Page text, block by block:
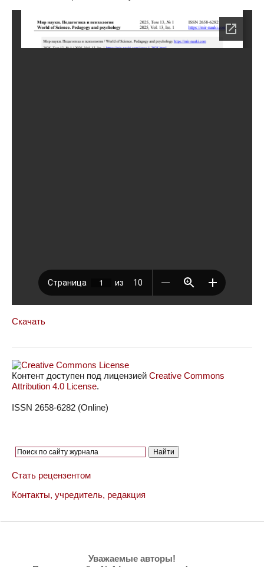
Скачать
Контент доступен под лицензией Creative Commons
Attribution 4.0 License.
ISSN 2658-6282 (Online)
Стать рецензентом
Контакты, учредитель, редакция
Уважаемые авторы!